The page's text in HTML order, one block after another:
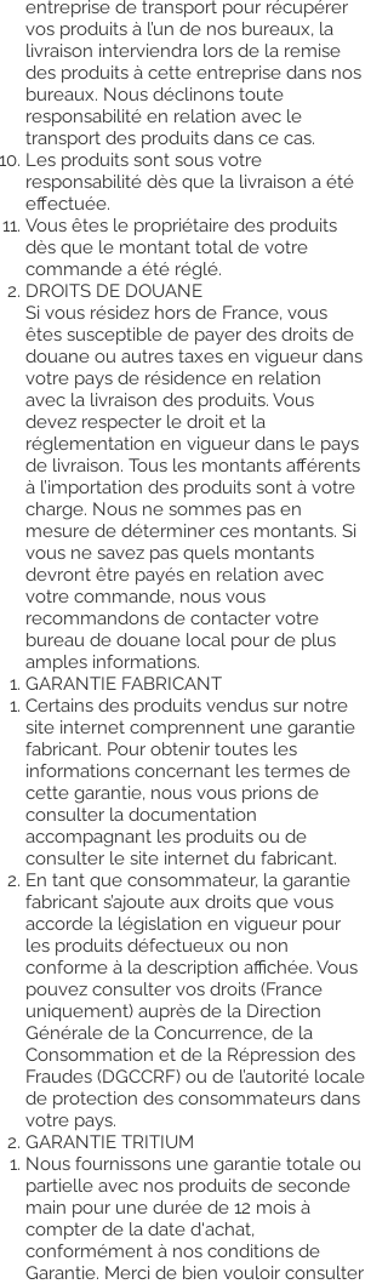
entreprise de transport pour récupérer
vos produits à l’un de nos bureaux, la
livraison interviendra lors de la remise
des produits à cette entreprise dans nos
bureaux. Nous déclinons toute
responsabilité en relation avec le
transport des produits dans ce cas.
Les produits sont sous votre
responsabilité dès que la livraison a été
effectuée.
Vous êtes le propriétaire des produits
dès que le montant total de votre
commande a été réglé.
DROITS DE DOUANE
Si vous résidez hors de France, vous
êtes susceptible de payer des droits de
douane ou autres taxes en vigueur dans
votre pays de résidence en relation
avec la livraison des produits. Vous
devez respecter le droit et la
réglementation en vigueur dans le pays
de livraison. Tous les montants afférents
à l’importation des produits sont à votre
charge. Nous ne sommes pas en
mesure de déterminer ces montants. Si
vous ne savez pas quels montants
devront être payés en relation avec
votre commande, nous vous
recommandons de contacter votre
bureau de douane local pour de plus
amples informations.
GARANTIE FABRICANT
Certains des produits vendus sur notre
site internet comprennent une garantie
fabricant. Pour obtenir toutes les
informations concernant les termes de
cette garantie, nous vous prions de
consulter la documentation
accompagnant les produits ou de
consulter le site internet du fabricant.
En tant que consommateur, la garantie
fabricant s’ajoute aux droits que vous
accorde la législation en vigueur pour
les produits défectueux ou non
conforme à la description affichée. Vous
pouvez consulter vos droits (France
uniquement) auprès de la Direction
Générale de la Concurrence, de la
Consommation et de la Répression des
Fraudes (DGCCRF) ou de l’autorité locale
de protection des consommateurs dans
votre pays.
GARANTIE TRITIUM
Nous fournissons une garantie totale ou
partielle avec nos produits de seconde
main pour une durée de 12 mois à
compter de la date d'achat,
conformément à nos conditions de
Garantie. Merci de bien vouloir consulter